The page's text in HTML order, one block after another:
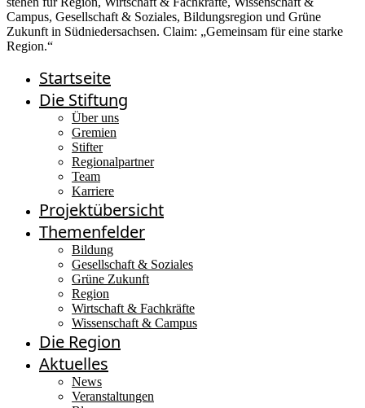
Startseite
Die Stiftung
Über uns
Gremien
Stifter
Regionalpartner
Team
Karriere
Projektübersicht
Themenfelder
Bildung
Gesellschaft & Soziales
Grüne Zukunft
Region
Wirtschaft & Fachkräfte
Wissenschaft & Campus
Die Region
Aktuelles
News
Veranstaltungen